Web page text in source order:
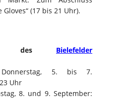
Gloves“ (17 bis 21 Uhr).
des Bielefelder
5. bis 7.
Uhr
8. und 9. September: